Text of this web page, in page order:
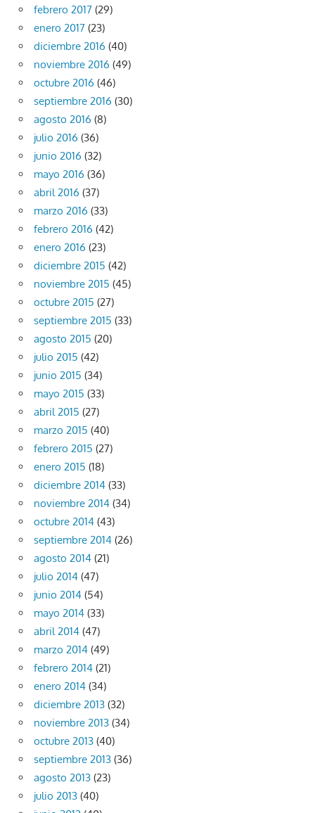
febrero 2017 (29)
enero 2017 (23)
diciembre 2016 (40)
noviembre 2016 (49)
octubre 2016 (46)
septiembre 2016 (30)
agosto 2016 (8)
julio 2016 (36)
junio 2016 (32)
mayo 2016 (36)
abril 2016 (37)
marzo 2016 (33)
febrero 2016 (42)
enero 2016 (23)
diciembre 2015 (42)
noviembre 2015 (45)
octubre 2015 (27)
septiembre 2015 (33)
agosto 2015 (20)
julio 2015 (42)
junio 2015 (34)
mayo 2015 (33)
abril 2015 (27)
marzo 2015 (40)
febrero 2015 (27)
enero 2015 (18)
diciembre 2014 (33)
noviembre 2014 (34)
octubre 2014 (43)
septiembre 2014 (26)
agosto 2014 (21)
julio 2014 (47)
junio 2014 (54)
mayo 2014 (33)
abril 2014 (47)
marzo 2014 (49)
febrero 2014 (21)
enero 2014 (34)
diciembre 2013 (32)
noviembre 2013 (34)
octubre 2013 (40)
septiembre 2013 (36)
agosto 2013 (23)
julio 2013 (40)